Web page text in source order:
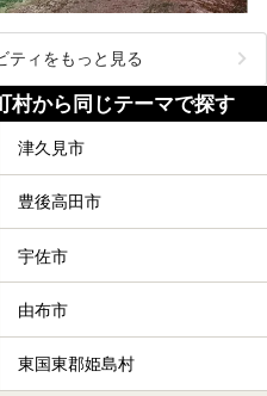
ティをもっと見る
村から同じテーマで探す
津久見市
豊後高田市
宇佐市
由布市
東国東郡姫島村